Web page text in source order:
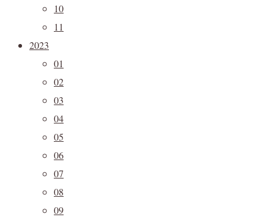
10
11
2023
01
02
03
04
05
06
07
08
09